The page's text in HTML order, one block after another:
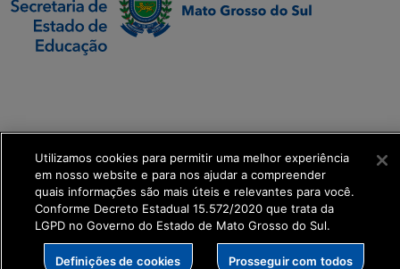
get_footer();
Utilizamos cookies para permitir uma melhor experiência
em nosso website e para nos ajudar a compreender
quais informações são mais úteis e relevantes para você.
Conforme Decreto Estadual 15.572/2020 que trata da
LGPD no Governo do Estado de Mato Grosso do Sul.
Definições de cookies Prosseguir com todos